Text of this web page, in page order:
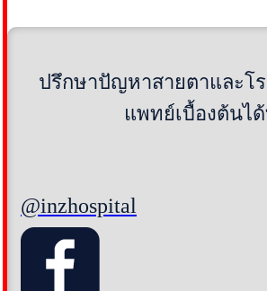
ปรึกษาปัญหาสายตาและโ
แพทย์เบื้องต้นไ
@inzhospital